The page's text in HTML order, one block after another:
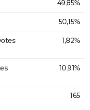
49,85%
50,15%
1,82%
10,91%
165